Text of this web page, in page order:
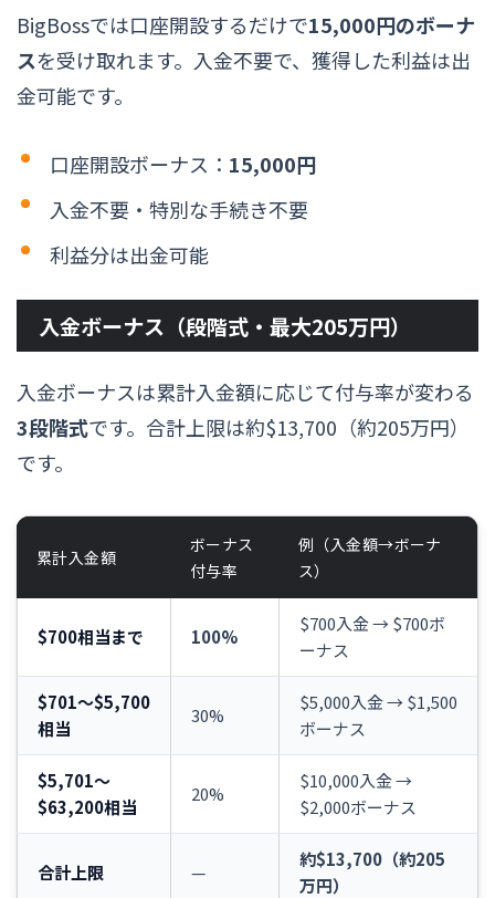
BigBossでは口座開設するだけで15,000円のボーナ
スを受け取れます。入金不要で、獲得した利益は出
金可能です。
口座開設ボーナス： 15,000円
入金不要・特別な手続き不要
利益分は出金可能
入金ボーナス（段階式・最大205万円）
入金ボーナスは累計入金額に応じて付与率が変わる
3段階式です。合計上限は約$13,700（約205万円）
です。
累計入金額
ボーナス
付与率
例（入金額→ボーナ
ス）
$700相当まで 100%
$700入金 → $700ボ
ーナス
$701〜$5,700
相当
30%
$5,000入金 → $1,500
ボーナス
$5,701〜
$63,200相当
20%
$10,000入金 →
$2,000ボーナス
合計上限 —
約$13,700（約205
万円）